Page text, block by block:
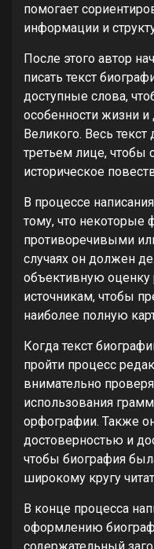
помогает
информации и
После этого автор
писать текст
доступные слова,
особенности жизни и
Великого. Весь
третьем лице, чтобы
историческое
В процессе
тому, что некоторые
противоречивыми
случаях он должен
объективную оценку
источникам, чтобы
наиболее полную
Когда текст
пройти процесс
внимательно
использования
орфографии. Также
достоверностью и
чтобы биография
широкому кругу
В конце процесса
оформлению